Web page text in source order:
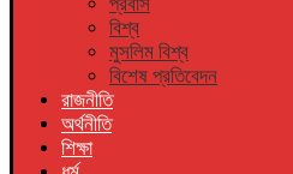
বিশ্ব
মুসলিম বিশ্ব
বিশেষ প্রতিবেদন
রাজনীতি
অর্থনীতি
শিক্ষা